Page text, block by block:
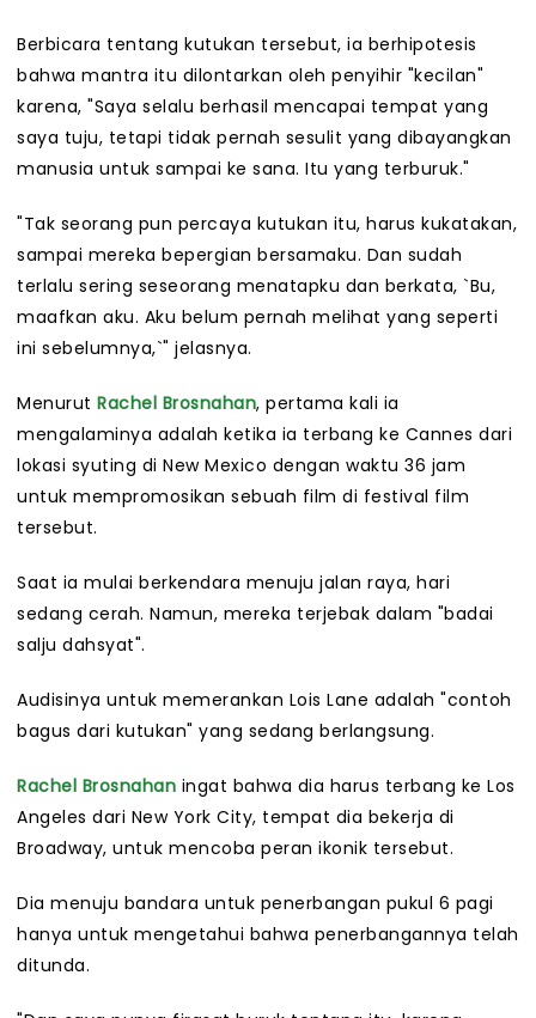
Berbicara tentang kutukan tersebut, ia berhipotesis
bahwa mantra itu dilontarkan oleh penyihir "kecilan"
karena, "Saya selalu berhasil mencapai tempat yang
saya tuju, tetapi tidak pernah sesulit yang dibayangkan
manusia untuk sampai ke sana. Itu yang terburuk."
"Tak seorang pun percaya kutukan itu, harus kukatakan,
sampai mereka bepergian bersamaku. Dan sudah
terlalu sering seseorang menatapku dan berkata, `Bu,
maafkan aku. Aku belum pernah melihat yang seperti
ini sebelumnya,`" jelasnya.
Menurut Rachel Brosnahan, pertama kali ia
mengalaminya adalah ketika ia terbang ke Cannes dari
lokasi syuting di New Mexico dengan waktu 36 jam
untuk mempromosikan sebuah film di festival film
tersebut.
Saat ia mulai berkendara menuju jalan raya, hari
sedang cerah. Namun, mereka terjebak dalam "badai
salju dahsyat".
Audisinya untuk memerankan Lois Lane adalah "contoh
bagus dari kutukan" yang sedang berlangsung.
Rachel Brosnahan ingat bahwa dia harus terbang ke Los
Angeles dari New York City, tempat dia bekerja di
Broadway, untuk mencoba peran ikonik tersebut.
Dia menuju bandara untuk penerbangan pukul 6 pagi
hanya untuk mengetahui bahwa penerbangannya telah
ditunda.